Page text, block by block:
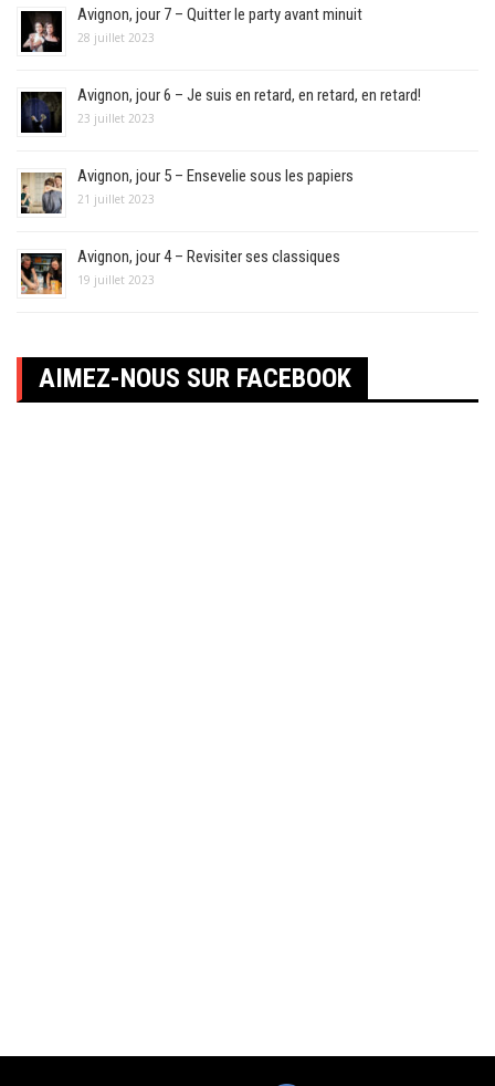
Avignon, jour 7 – Quitter le party avant minuit
28 juillet 2023
Avignon, jour 6 – Je suis en retard, en retard, en retard!
23 juillet 2023
Avignon, jour 5 – Ensevelie sous les papiers
21 juillet 2023
Avignon, jour 4 – Revisiter ses classiques
19 juillet 2023
AIMEZ-NOUS SUR FACEBOOK